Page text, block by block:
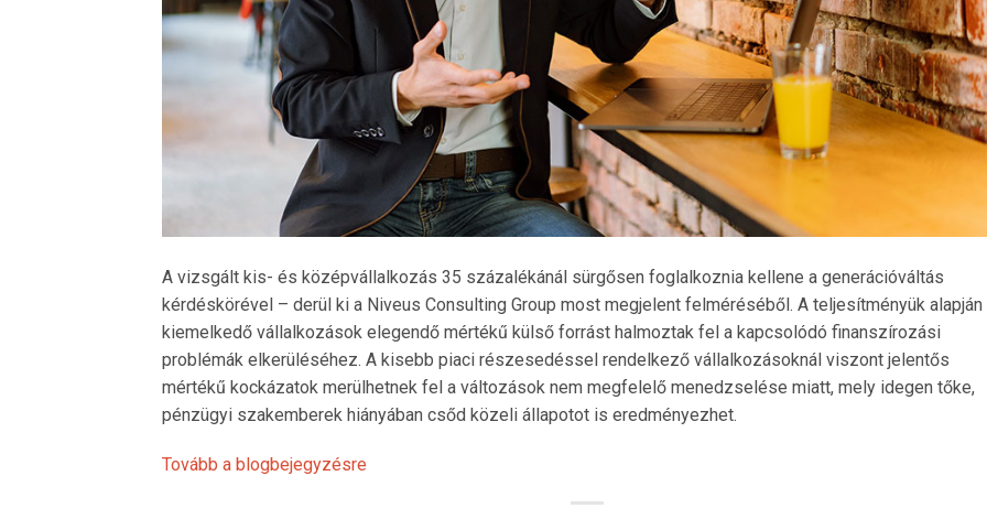
A vizsgált kis- és középvállalkozás 35 százalékánál sürgősen foglalkoznia kellene a generációváltás
kérdéskörével – derül ki a Niveus Consulting Group most megjelent felméréséből. A teljesítményük alapján
kiemelkedő vállalkozások elegendő mértékű külső forrást halmoztak fel a kapcsolódó finanszírozási
problémák elkerüléséhez. A kisebb piaci részesedéssel rendelkező vállalkozásoknál viszont jelentős
mértékű kockázatok merülhetnek fel a változások nem megfelelő menedzselése miatt, mely idegen tőke,
pénzügyi szakemberek hiányában csőd közeli állapotot is eredményezhet.
Tovább a blogbejegyzésre